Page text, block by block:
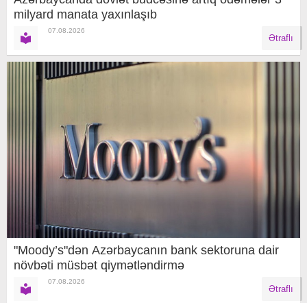
milyard manata yaxınlaşıb
07.08.2026
Ətraflı
"Moody’s"dən Azərbaycanın bank sektoruna dair
növbəti müsbət qiymətləndirmə
07.08.2026
Ətraflı